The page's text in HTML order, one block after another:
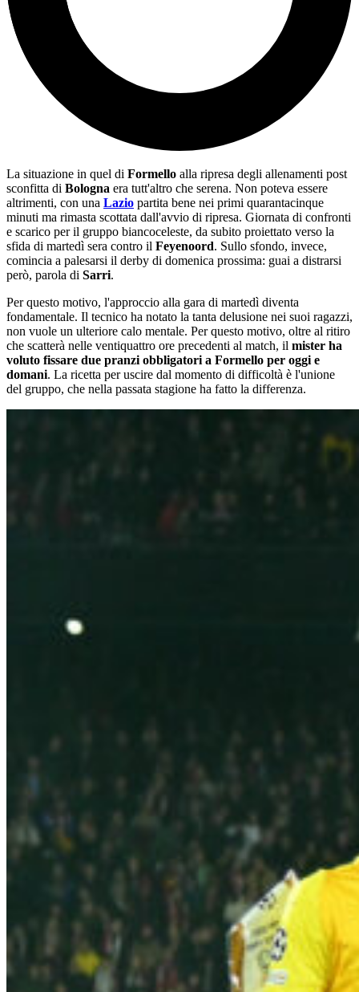
La situazione in quel di Formello alla ripresa degli allenamenti post
sconfitta di Bologna era tutt'altro che serena. Non poteva essere
altrimenti, con una Lazio partita bene nei primi quarantacinque
minuti ma rimasta scottata dall'avvio di ripresa. Giornata di confronti
e scarico per il gruppo biancoceleste, da subito proiettato verso la
sfida di martedì sera contro il Feyenoord. Sullo sfondo, invece,
comincia a palesarsi il derby di domenica prossima: guai a distrarsi
però, parola di Sarri.
Per questo motivo, l'approccio alla gara di martedì diventa
fondamentale. Il tecnico ha notato la tanta delusione nei suoi ragazzi,
non vuole un ulteriore calo mentale. Per questo motivo, oltre al ritiro
che scatterà nelle ventiquattro ore precedenti al match, il mister ha
voluto fissare due pranzi obbligatori a Formello per oggi e
domani. La ricetta per uscire dal momento di difficoltà è l'unione
del gruppo, che nella passata stagione ha fatto la differenza.